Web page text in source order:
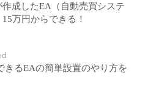
作成したEA（自動売買システ
万円からできる！
きるEAの簡単設置のやり方を